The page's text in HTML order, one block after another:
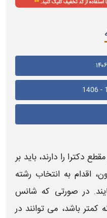
را دارند، باید بر
به انتخاب رشته‌
صورتی که شانس
می‌ توانند در